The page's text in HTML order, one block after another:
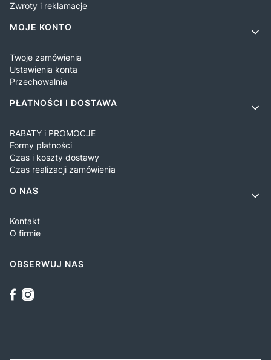
Zwroty i reklamacje
MOJE KONTO
Twoje zamówienia
Ustawienia konta
Przechowalnia
PŁATNOŚCI I DOSTAWA
RABATY i PROMOCJE
Formy płatności
Czas i koszty dostawy
Czas realizacji zamówienia
O NAS
Kontakt
O firmie
OBSERWUJ NAS